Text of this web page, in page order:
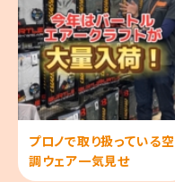
プロノで取り扱っている空
調ウェア一気見せ